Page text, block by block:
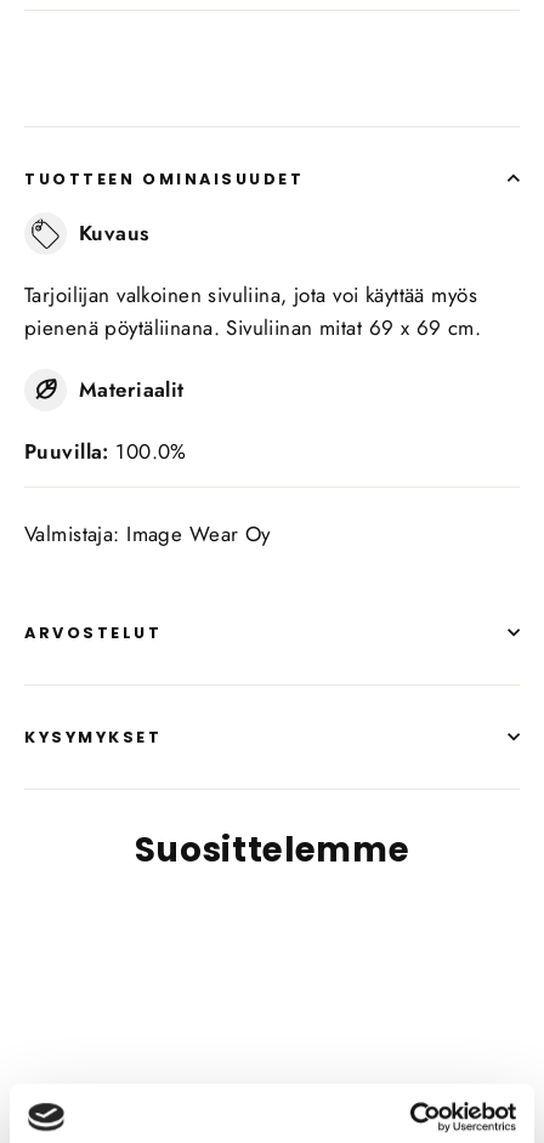
TUOTTEEN OMINAISUUDET
Kuvaus
Tarjoilijan valkoinen sivuliina, jota voi käyttää myös
pienenä pöytäliinana. Sivuliinan mitat 69 x 69 cm.
Materiaalit
Puuvilla: 100.0%
Valmistaja: Image Wear Oy
ARVOSTELUT
KYSYMYKSET
Suosittelemme